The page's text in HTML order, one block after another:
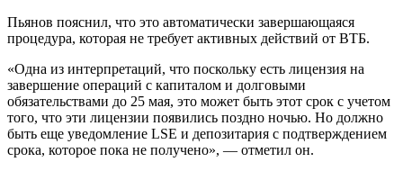
Пьянов пояснил, что это автоматически завершающаяся
процедура, которая не требует активных действий от ВТБ.
«Одна из интерпретаций, что поскольку есть лицензия на
завершение операций с капиталом и долговыми
обязательствами до 25 мая, это может быть этот срок с учетом
того, что эти лицензии появились поздно ночью. Но должно
быть еще уведомление LSE и депозитария с подтверждением
срока, которое пока не получено», — отметил он.